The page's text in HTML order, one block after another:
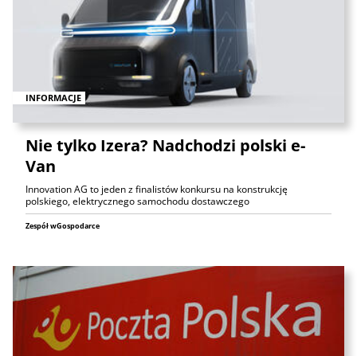
INFORMACJE
Nie tylko Izera? Nadchodzi polski e-
Van
Innovation AG to jeden z finalistów konkursu na konstrukcję
polskiego, elektrycznego samochodu dostawczego
Zespół wGospodarce